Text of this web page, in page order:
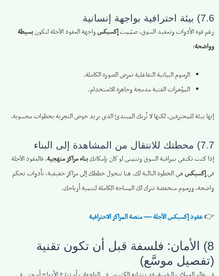
7.6) بيئة احترافية بواجهة إنسانية
رغم قوة الأدوات وتعقيد السوق، صمّمتإكسبكسواجهة العقود الآجلة لتكونبسيطة
وواضحة:
الرسوم البيانية التفاعلية تعرض الصورة الكاملة.
المؤشرات الفنية مدمجة وجاهزة للاستخدام.
إنها بيئة للمحترفين، لكنها لا تُربك المبتدئ الذي يريد خوض التجربة بخطوات محسوبة.
7.7) محطتك للانتقال من المشاهدة إلى البناء
إذا كنت تكتفي بمراقبة السوق وتتمنى لو كان بإمكانكبناء مراكز منهجية، فالعقود الآجلة
فيإكسبكسهي الخطوة التالية لك. هنا تتحول خططك إلى مراكز حقيقية، بأدوات تحكم
واضحة، ورسوم منخفضة تترك لك المساحة الكاملة لتنمية أرباحك.
👉عقود إكسبكس الآجلة — منصة المراكز الاحترافية
8) الأمان: فلسفة قبل أن تكون تقنية
(تفصيل موسَّع)